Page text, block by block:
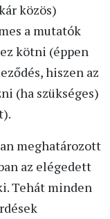
közös)
a mutatók
kötni (éppen
hiszen az
(ha szükséges)
meghatározott
az elégedett
Tehát minden